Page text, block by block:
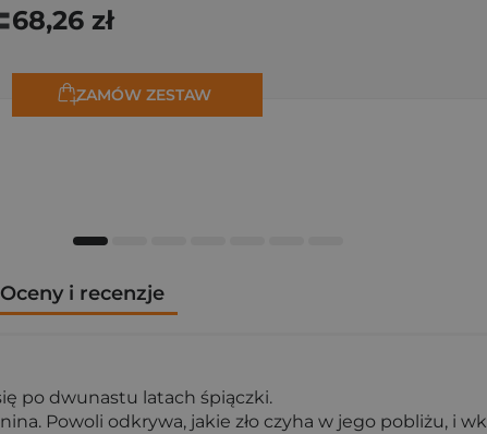
68,26 zł
ZAMÓW ZESTAW
Oceny i recenzje
po dwunastu latach śpiączki.
Powoli odkrywa, jakie zło czyha w jego pobliżu, i